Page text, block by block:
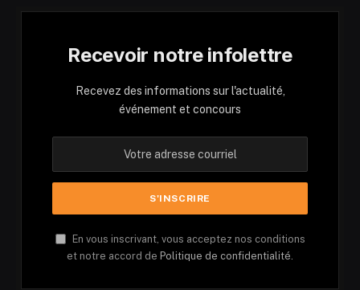
Recevoir notre infolettre
Recevez des informations sur l'actualité,
événement et concours
En vous inscrivant, vous acceptez nos conditions
et notre accord de Politique de confidentialité.